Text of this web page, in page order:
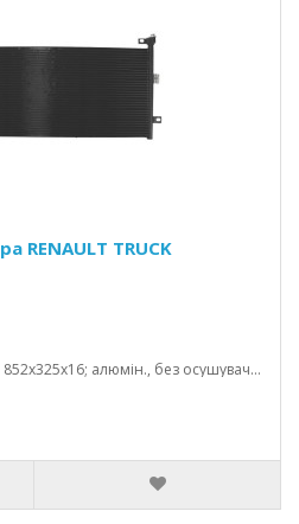
RENAULT TRUCK
Примітка: з конд.; акпп/мкпп; 852x325x16; алюмін., без осушувача; (12.9 d)